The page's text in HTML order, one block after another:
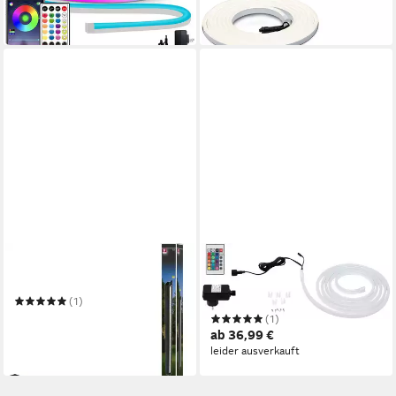
-24%
in 9-11 Werktagen bei dir
LED Lichtleiste Plug & Shine
(1)
PAULMANN
LED-Streifen SimpLED
Outdoor Basisset IP44 RGB
beschichtet
(1)
ab 36,99 €
leider ausverkauft